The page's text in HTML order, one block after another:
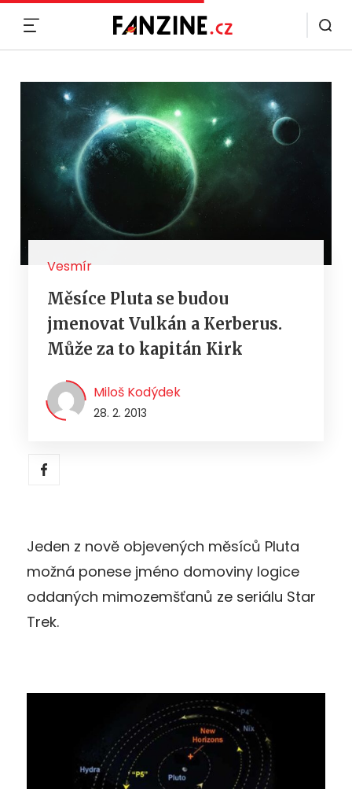
Vesmír
Měsíce Pluta se budou
jmenovat Vulkán a Kerberus.
Může za to kapitán Kirk
Miloš Kodýdek
28. 2. 2013
Jeden z nově objevených měsíců Pluta
možná ponese jméno domoviny logice
oddaných mimozemšťanů ze seriálu Star
Trek.